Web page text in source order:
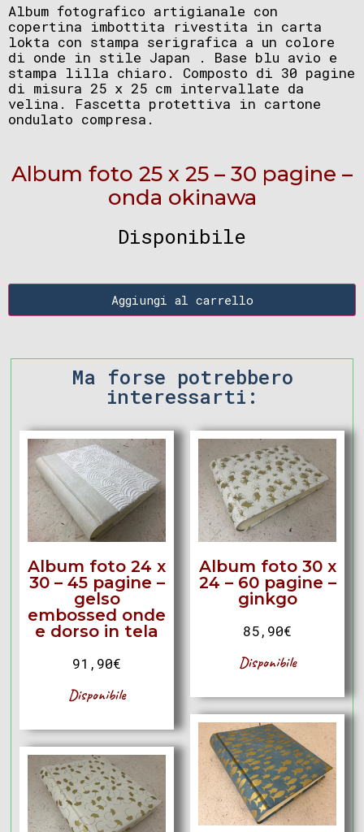
Album fotografico artigianale con
copertina imbottita rivestita in carta
lokta con stampa serigrafica a un colore
di onde in stile Japan . Base blu avio e
stampa lilla chiaro. Composto di 30 pagine
di misura 25 x 25 cm intervallate da
velina. Fascetta protettiva in cartone
ondulato compresa.
Album foto 25 x 25 – 30 pagine –
onda okinawa
Disponibile
Aggiungi al carrello
Ma forse potrebbero
interessarti:
Album foto 24 x
30 – 45 pagine –
gelso
embossed onde
e dorso in tela
91,90€
Disponibile
Album foto 30 x
24 – 60 pagine –
ginkgo
85,90€
Disponibile